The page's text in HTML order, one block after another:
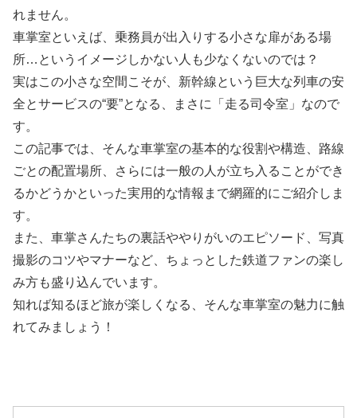
れません。
車掌室といえば、乗務員が出入りする小さな扉がある場
所…というイメージしかない人も少なくないのでは？
実はこの小さな空間こそが、新幹線という巨大な列車の安
全とサービスの“要”となる、まさに「走る司令室」なので
す。
この記事では、そんな車掌室の基本的な役割や構造、路線
ごとの配置場所、さらには一般の人が立ち入ることができ
るかどうかといった実用的な情報まで網羅的にご紹介しま
す。
また、車掌さんたちの裏話ややりがいのエピソード、写真
撮影のコツやマナーなど、ちょっとした鉄道ファンの楽し
み方も盛り込んでいます。
知れば知るほど旅が楽しくなる、そんな車掌室の魅力に触
れてみましょう！